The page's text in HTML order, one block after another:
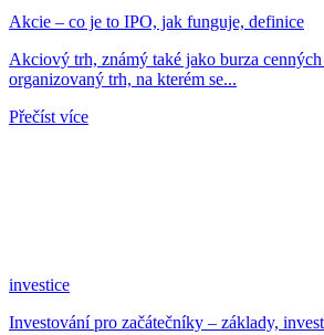
Akcie – co je to IPO, jak funguje, definice
Akciový trh, známý také jako burza
organizovaný trh, na kterém se...
Přečíst více
investice
Investování pro začátečníky – základy,